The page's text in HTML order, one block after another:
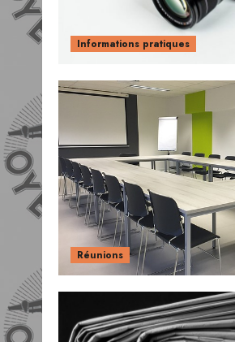
Informations pratiques
Réunions